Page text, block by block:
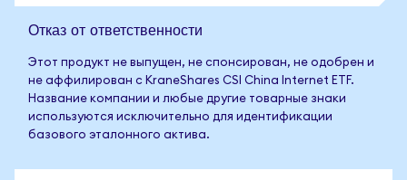
Отказ от ответственности
Этот продукт не выпущен, не спонсирован, не одобрен и
не аффилирован с KraneShares CSI China Internet ETF.
Название компании и любые другие товарные знаки
используются исключительно для идентификации
базового эталонного актива.